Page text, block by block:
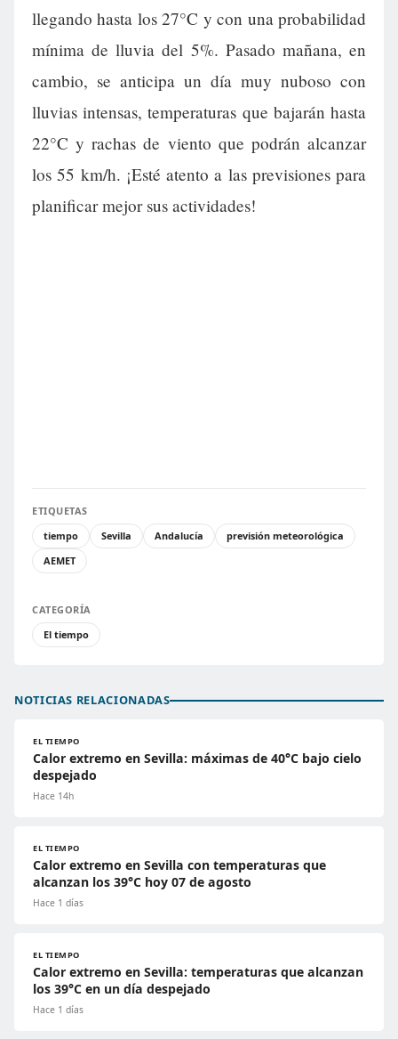
llegando hasta los 27°C y con una probabilidad
mínima de lluvia del 5%. Pasado mañana, en
cambio, se anticipa un día muy nuboso con
lluvias intensas, temperaturas que bajarán hasta
22°C y rachas de viento que podrán alcanzar
los 55 km/h. ¡Esté atento a las previsiones para
planificar mejor sus actividades!
ETIQUETAS
tiempo
Sevilla Andalucía
previsión meteorológica
AEMET
CATEGORÍA
El tiempo
NOTICIAS RELACIONADAS
EL TIEMPO
Calor extremo en Sevilla: máximas de 40°C bajo cielo
despejado
Hace 14h
EL TIEMPO
Calor extremo en Sevilla con temperaturas que
alcanzan los 39°C hoy 07 de agosto
Hace 1 días
EL TIEMPO
Calor extremo en Sevilla: temperaturas que alcanzan
los 39°C en un día despejado
Hace 1 días